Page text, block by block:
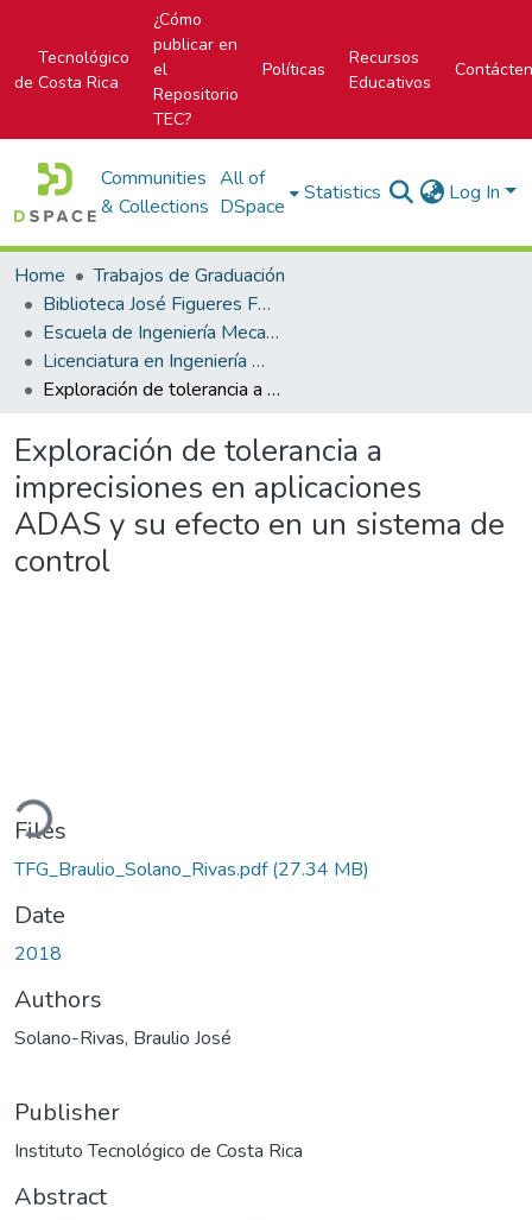
Tecnológico
de Costa Rica
¿Cómo
publicar en
el
Repositorio
TEC?
Políticas
Recursos
Educativos
Communities
& Collections
All of
DSpace
Statistics Log In
Home
Trabajos de Graduación
Biblioteca José Figueres Ferrer
Escuela de Ingeniería Mecatrónica (antes era Área Académica de Ingeniería Mecatrónica)
Licenciatura en Ingeniería Mecatrónica
Exploración de tolerancia a imprecisiones en aplicaciones ADAS y su efecto en un sistema de control
Exploración de tolerancia a
imprecisiones en aplicaciones
ADAS y su efecto en un sistema de
control
Files
TFG_Braulio_Solano_Rivas.pdf(27.34 MB)
Date
2018
Authors
Solano-Rivas, Braulio José
Publisher
Instituto Tecnológico de Costa Rica
Abstract